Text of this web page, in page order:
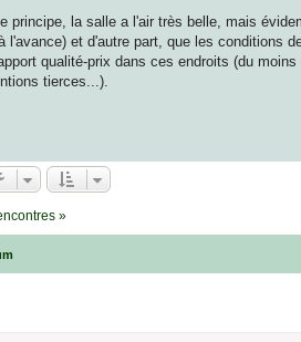
principe, la salle a l'air très belle, mais
l'avance) et d'autre part, que les conditions
qualité-prix dans ces endroits (du
tierces...).
»